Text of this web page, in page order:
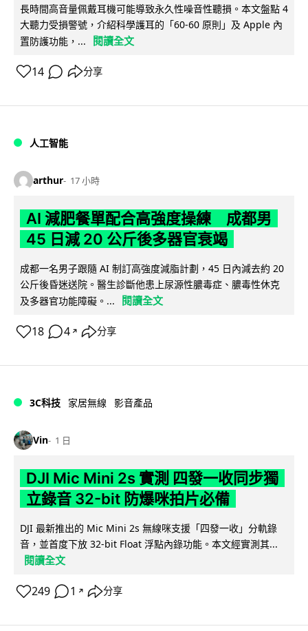
長時間高音量佩戴耳機可能導致永久性噪音性聽損。本文盤點 4
大聽力受損警號，介紹科學護耳的「60-60 原則」及 Apple 內
置防護功能，...
閱讀全文
14 分享
人工智能
arthur 17 小時
AI 減肥餐單配合高強度操練 成都男
45 日減 20 公斤後多器官衰竭
成都一名男子跟隨 AI 制訂高強度減脂計劃，45 日內減去約 20
公斤後昏迷送院。醫生診斷他患上尿源性膿毒症、膿毒性休克
及多器官功能障礙。...
閱讀全文
18 4 ↗ 分享
3C科技 家居無線 影音產品
Vin 1 日
DJI Mic Mini 2s 實測 四發一收同步獨
立錄音 32-bit 防爆咪拍片必備
DJI 最新推出的 Mic Mini 2s 無線咪支援「四發一收」分軌錄
音，並首度下放 32-bit Float 浮點內錄功能。本文經實測其...
閱讀全文
249 1 ↗ 分享